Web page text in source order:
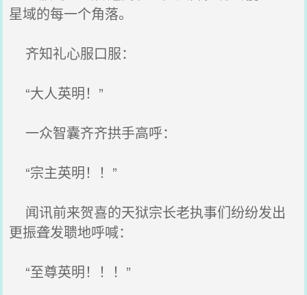
星域的每一个角落。
齐知礼心服口服：
“大人英明！”
一众智囊齐齐拱手高呼：
“宗主英明！！”
闻讯前来贺喜的天狱宗长老执事们纷纷发出
更振聋发聩地呼喊：
“至尊英明！！！”